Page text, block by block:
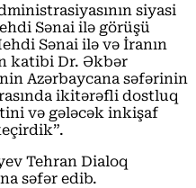
siyasi
Sənai ilə görüşü
Sənai ilə və İranın
katibi Dr. Əkbər
Azərbaycana səfərinin
ikitərəfli dostluq
və gələcək inkişaf
Tehran Dialoq
səfər edib.